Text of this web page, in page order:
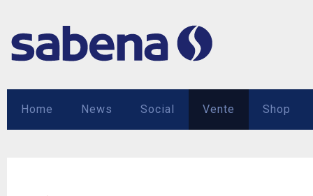
Home News Social Vente Shop